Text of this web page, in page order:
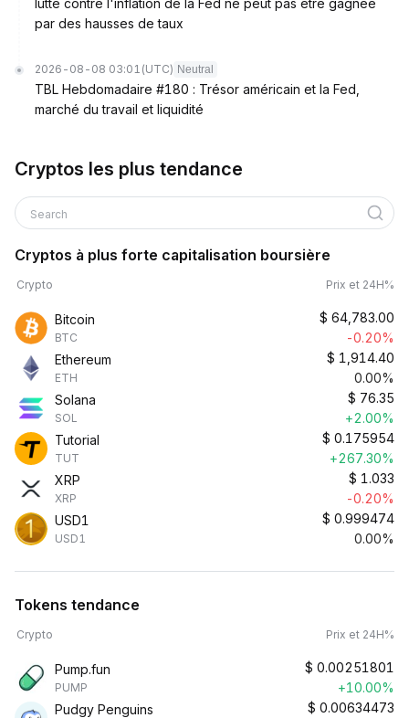
lutte contre l'inflation de la Fed ne peut pas être gagnée
par des hausses de taux
2026-08-08 03:01 (UTC) Neutral
TBL Hebdomadaire #180 : Trésor américain et la Fed,
marché du travail et liquidité
Cryptos les plus tendance
Search
Cryptos à plus forte capitalisation boursière
Crypto Prix et 24H%
Bitcoin
BTC
$ 64,783.00
-0.20%
Ethereum
ETH
$ 1,914.40
0.00%
Solana
SOL
$ 76.35
+2.00%
Tutorial
TUT
$ 0.175954
+267.30%
XRP
XRP
$ 1.033
-0.20%
USD1
USD1
$ 0.999474
0.00%
Tokens tendance
Crypto Prix et 24H%
Pump.fun
PUMP
$ 0.00251801
+10.00%
Pudgy Penguins
$ 0.00634473